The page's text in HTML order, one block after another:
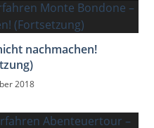
nachmachen!
2018